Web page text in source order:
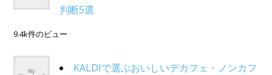
判断5選
9.4k件のビュー
KALDIで選ぶおいしいデカフェ・ノンカフ